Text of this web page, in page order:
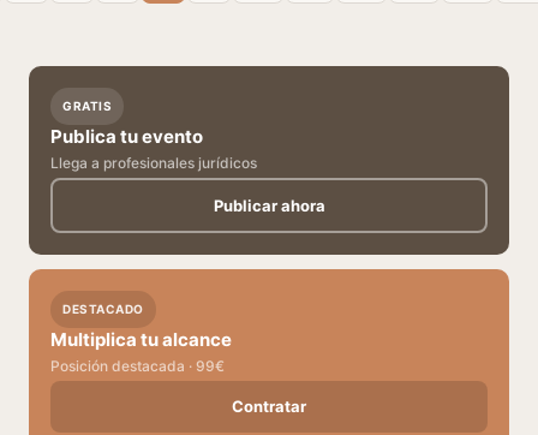
GRATIS
Publica tu evento
Llega a profesionales jurídicos
Publicar ahora
DESTACADO
Multiplica tu alcance
Posición destacada · 99€
Contratar